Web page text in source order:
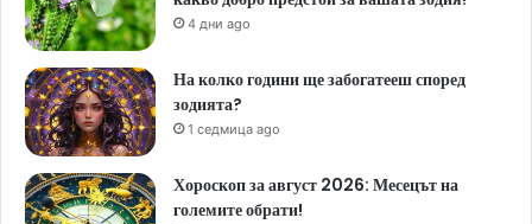
4 дни ago
На колко години ще забогатееш според
зодията?
1 седмица ago
Хороскоп за август 2026: Месецът на
големите обрати!